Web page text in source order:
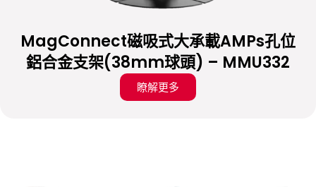
MagConnect磁吸式大承載AMPs孔位
鋁合金支架(38mm球頭) – MMU332
瞭解更多